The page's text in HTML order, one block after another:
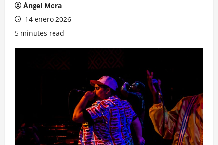
Ángel Mora
14 enero 2026
5 minutes read